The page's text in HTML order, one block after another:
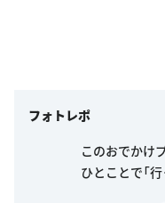
フォトレポ
このおでかけ
ひとことで「行